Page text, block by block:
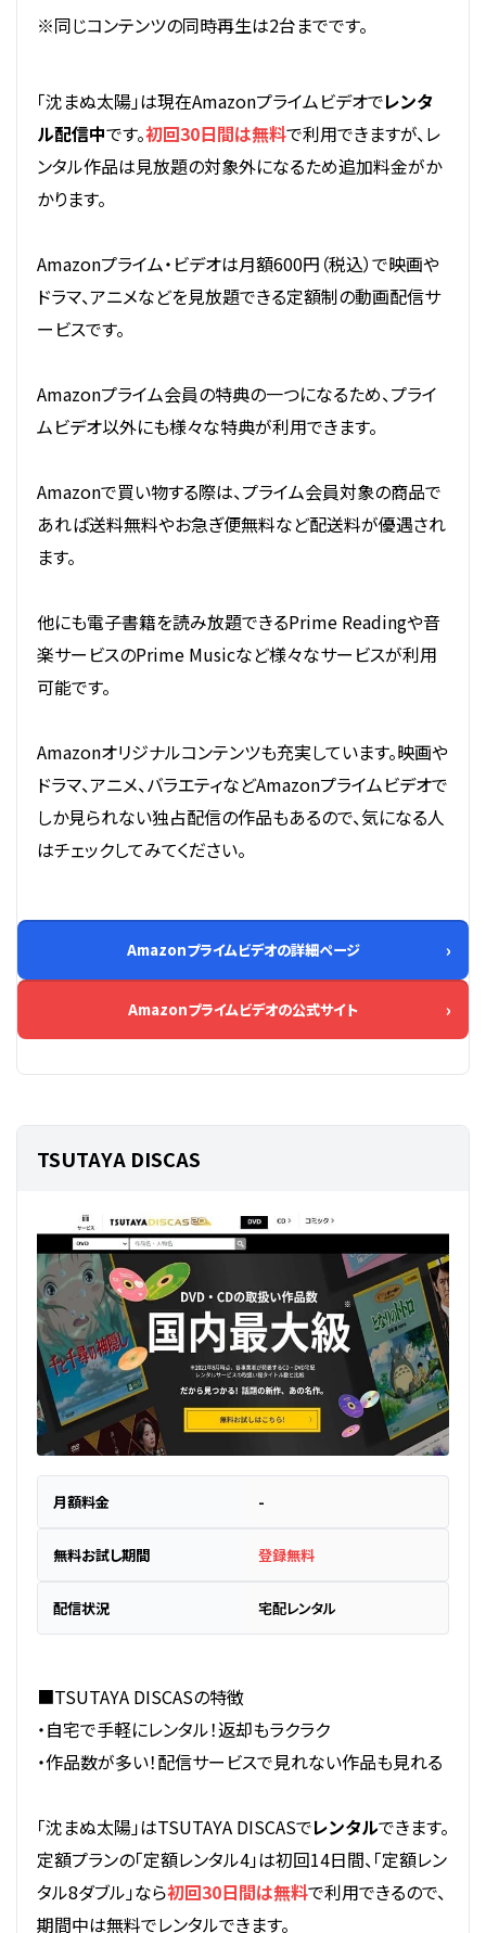
※同じコンテンツの同時再生は2台までです。
「沈まぬ太陽」は現在Amazonプライムビデオでレンタ
ル配信中です。初回30日間は無料で利用できますが、レ
ンタル作品は見放題の対象外になるため追加料金がか
かります。
Amazonプライム・ビデオは月額600円（税込）で映画や
ドラマ、アニメなどを見放題できる定額制の動画配信サ
ービスです。
Amazonプライム会員の特典の一つになるため、プライ
ムビデオ以外にも様々な特典が利用できます。
Amazonで買い物する際は、プライム会員対象の商品で
あれば送料無料やお急ぎ便無料など配送料が優遇され
ます。
他にも電子書籍を読み放題できるPrime Readingや音
楽サービスのPrime Musicなど様々なサービスが利用
可能です。
Amazonオリジナルコンテンツも充実しています。映画や
ドラマ、アニメ、バラエティなどAmazonプライムビデオで
しか見られない独占配信の作品もあるので、気になる人
はチェックしてみてください。
Amazonプライムビデオの詳細ページ
Amazonプライムビデオの公式サイト
TSUTAYA DISCAS
月額料金 -
無料お試し期間 登録無料
配信状況 宅配レンタル
■TSUTAYA DISCASの特徴
・自宅で手軽にレンタル！返却もラクラク
・作品数が多い！配信サービスで見れない作品も見れる
「沈まぬ太陽」はTSUTAYA DISCASでレンタルできます。
定額プランの「定額レンタル4」は初回14日間、「定額レン
タル8ダブル」なら初回30日間は無料で利用できるので、
期間中は無料でレンタルできます。